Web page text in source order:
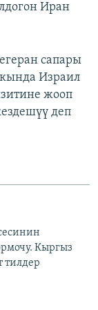
Иран
сапары
Израил
жооп
деп
Кыргыз
тилдер